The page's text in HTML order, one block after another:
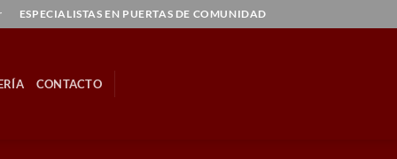
ESPECIALISTAS EN PUERTAS DE COMUNIDAD
CONTACTO